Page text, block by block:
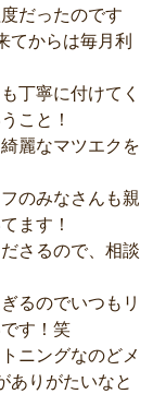
だったのです
てからは毎月利
丁寧に付けてく
こと！
麗なマツエクを
のみなさんも親
ます！
さるので、相談
るのでいつもリ
す！笑
ニングなのどメ
ありがたいなと